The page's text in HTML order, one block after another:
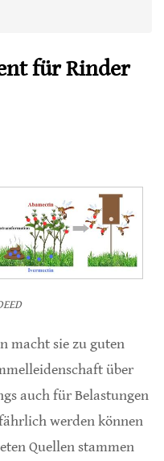
für Rinder
macht sie zu guten
über
auch für Belastungen
werden können
Quellen stammen